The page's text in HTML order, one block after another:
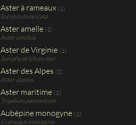
Aster à rameaux (1)
Eurybia divaricata
Aster amelle (1)
Aster amellus
Aster de Virginie (1)
Symphyotrichum novi
Aster des Alpes (2)
Aster alpinus
Aster maritime (1)
Tripolium pannonicum
Aubépine monogyne (1)
Crataegus monogyna